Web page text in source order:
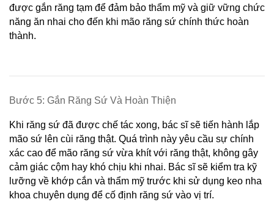
được gắn răng tạm để đảm bảo thẩm mỹ và giữ vững chức
năng ăn nhai cho đến khi mão răng sứ chính thức hoàn
thành.
Bước 5: Gắn Răng Sứ Và Hoàn Thiện
Khi răng sứ đã được chế tác xong, bác sĩ sẽ tiến hành lắp
mão sứ lên cùi răng thật. Quá trình này yêu cầu sự chính
xác cao để mão răng sứ vừa khít với răng thật, không gây
cảm giác cộm hay khó chịu khi nhai. Bác sĩ sẽ kiểm tra kỹ
lưỡng về khớp cắn và thẩm mỹ trước khi sử dụng keo nha
khoa chuyên dụng để cố định răng sứ vào vị trí.